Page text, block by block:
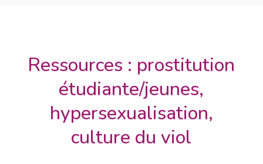
Ressources : prostitution
étudiante/jeunes,
hypersexualisation,
culture du viol